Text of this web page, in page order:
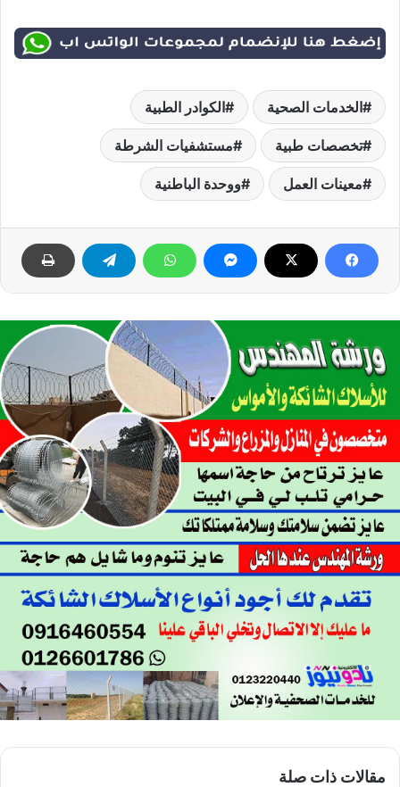
الخدمات الصحية الكوادر الطبية
تخصصات طبية مستشفيات الشرطة
معينات العمل ووحدة الباطنية
مقالات ذات صلة